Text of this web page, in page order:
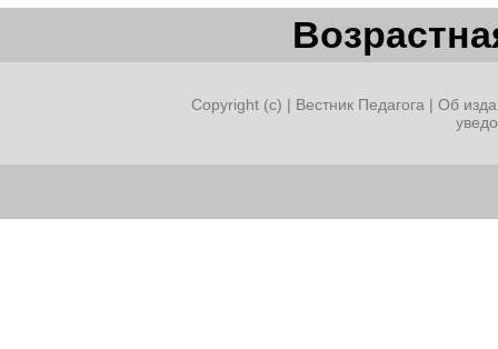
Copyright (c) | Вестник Педагога | Об